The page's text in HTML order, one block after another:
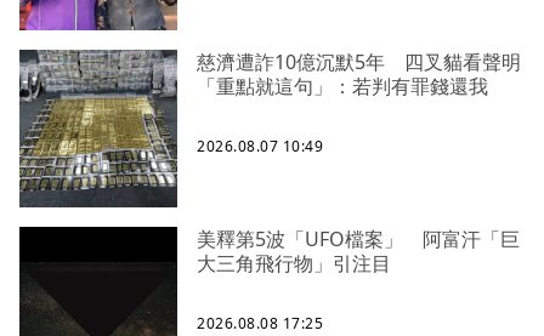
慈濟遭詐10億沉默5年 四叉貓看聲明
「重點就這句」：若判有罪錢還我
2026.08.07 10:49
美釋第5波「UFO檔案」 阿富汗「巨
大三角飛行物」引注目
2026.08.08 17:25